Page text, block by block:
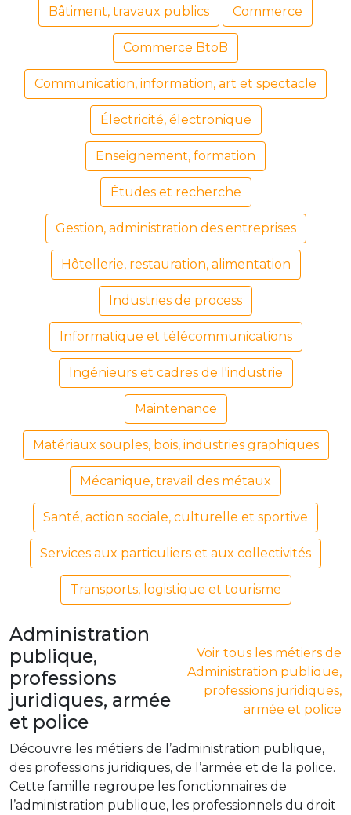
Bâtiment, travaux publics Commerce
Commerce BtoB
Communication, information, art et spectacle
Électricité, électronique
Enseignement, formation
Études et recherche
Gestion, administration des entreprises
Hôtellerie, restauration, alimentation
Industries de process
Informatique et télécommunications
Ingénieurs et cadres de l'industrie
Maintenance
Matériaux souples, bois, industries graphiques
Mécanique, travail des métaux
Santé, action sociale, culturelle et sportive
Services aux particuliers et aux collectivités
Transports, logistique et tourisme
Administration
publique,
professions
juridiques, armée
et police
Voir tous les métiers de
Administration publique,
professions juridiques,
armée et police
Découvre les métiers de l’administration publique,
des professions juridiques, de l’armée et de la police.
Cette famille regroupe les fonctionnaires de
l’administration publique, les professionnels du droit